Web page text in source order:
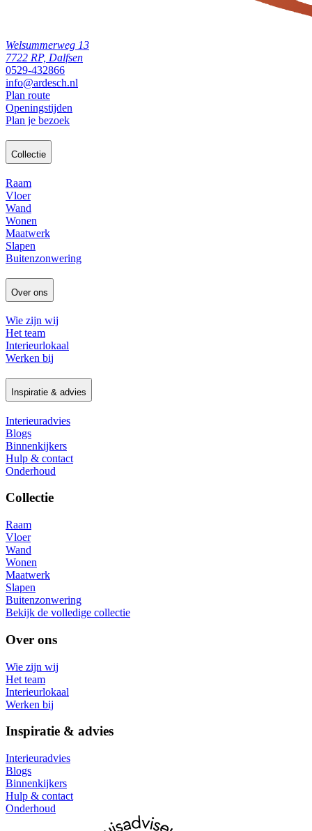
Welsummerweg 13
7722 RP, Dalfsen
0529-432866
info@ardesch.nl
Plan route
Openingstijden
Plan je bezoek
Collectie
Raam
Vloer
Wand
Wonen
Maatwerk
Slapen
Buitenzonwering
Over ons
Wie zijn wij
Het team
Interieurlokaal
Werken bij
Inspiratie & advies
Interieuradvies
Blogs
Binnenkijkers
Hulp & contact
Onderhoud
Collectie
Raam
Vloer
Wand
Wonen
Maatwerk
Slapen
Buitenzonwering
Bekijk de volledige collectie
Over ons
Wie zijn wij
Het team
Interieurlokaal
Werken bij
Inspiratie & advies
Interieuradvies
Blogs
Binnenkijkers
Hulp & contact
Onderhoud